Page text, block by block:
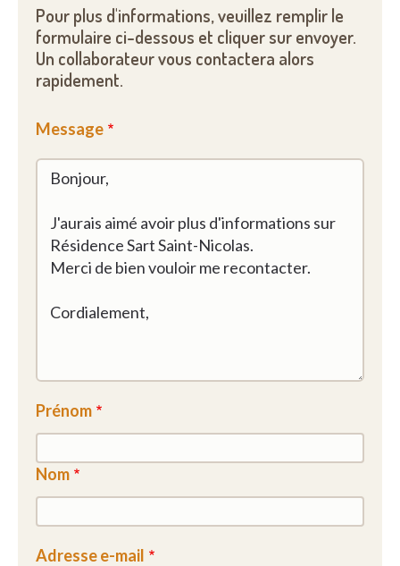
Pour plus d'informations, veuillez remplir le
formulaire ci-dessous et cliquer sur envoyer.
Un collaborateur vous contactera alors
rapidement.
Message
Prénom
Nom
Adresse e-mail